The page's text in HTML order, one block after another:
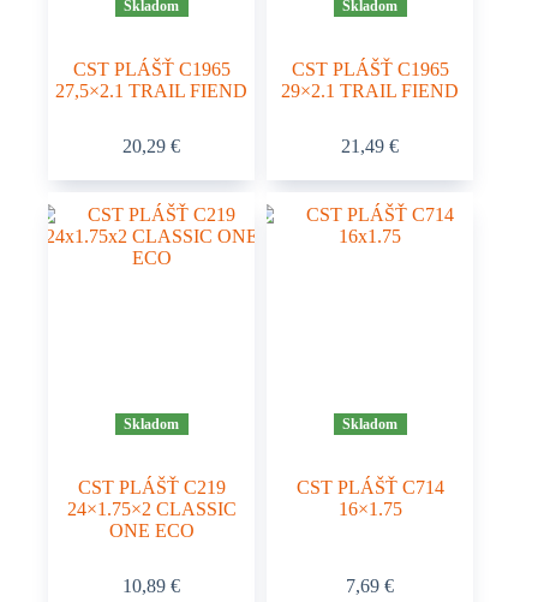
Skladom
CST PLÁŠŤ C1965
27,5×2.1 TRAIL FIEND
20,29€
Skladom
CST PLÁŠŤ C1965
29×2.1 TRAIL FIEND
21,49€
Skladom
CST PLÁŠŤ C219
24×1.75×2 CLASSIC
ONE ECO
10,89€
Skladom
CST PLÁŠŤ C714
16×1.75
7,69€